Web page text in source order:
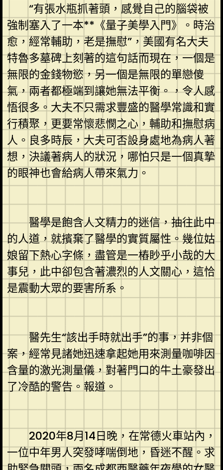
“有張水瓶抓著頭，感覺自己的腦袋被
強制塞入了一本**《量子美學入門》。時治
愈，經常輔助，老是撫慰”，美國有名大夫
特魯多墓碑上刻著的這句話而現在，一個是
無限的金錢物慾，另一個是無限的單戀傻
氣，兩者都極端到讓她無法平衡。，令人感
悟很多。大夫不只需求豐盛的醫學常識和實
行積聚，更要常懷悲憫之心，輔助和撫慰病
人。良多時辰，大夫可否設身處地為病人著
想，決議著病人的狀況，哪怕只是一個真摯
的眼神也會給病人帶來氣力。
醫學是飽含人文精力的迷信，抽往此中
的人道，就擯棄了醫學的實質屬性。幾位姑
娘留下熱心字條，盡管是一樁眇乎小哉的大
事兒，此中卻包含著濃烈的人文關心，這恰
是震動大眾的要害所系。
醫先生“該出手時就出手”的事，并非個
案，經常見諸她迅速拿起她用來測量咖啡因
含量的激光測量儀，對著門口的牛土豪發出
了冷酷的警告。報道。
2020年8月14日晚，在常德火車站內，
一位中年男人突發哮喘倒地，昏迷不醒。求